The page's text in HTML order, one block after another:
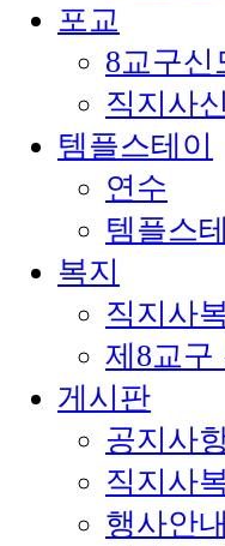
포교
8교구신
직지사
템플스테이
연수
템플스
복지
직지사
제8교구
게시판
공지사
직지사
행사안내